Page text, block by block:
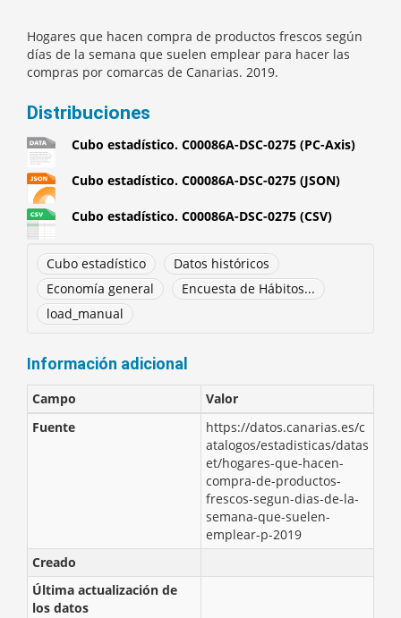
Hogares que hacen compra de productos frescos según
días de la semana que suelen emplear para hacer las
compras por comarcas de Canarias. 2019.
Distribuciones
Cubo estadístico. C00086A-DSC-0275 (PC-Axis)
Cubo estadístico. C00086A-DSC-0275 (JSON)
Cubo estadístico. C00086A-DSC-0275 (CSV)
Cubo estadístico
Datos históricos
Economía general
Encuesta de Hábitos...
load_manual
Información adicional
Campo
Valor
Fuente
https://datos.canarias.es/c
atalogos/estadisticas/datas
et/hogares-que-hacen-
compra-de-productos-
frescos-segun-dias-de-la-
semana-que-suelen-
emplear-p-2019
Creado
Última actualización de
los datos